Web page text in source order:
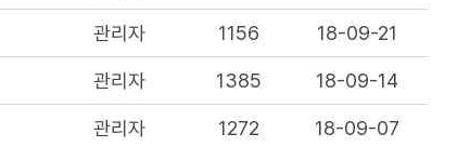
관리자 1156 18-09-21
관리자 1385 18-09-14
관리자 1272 18-09-07